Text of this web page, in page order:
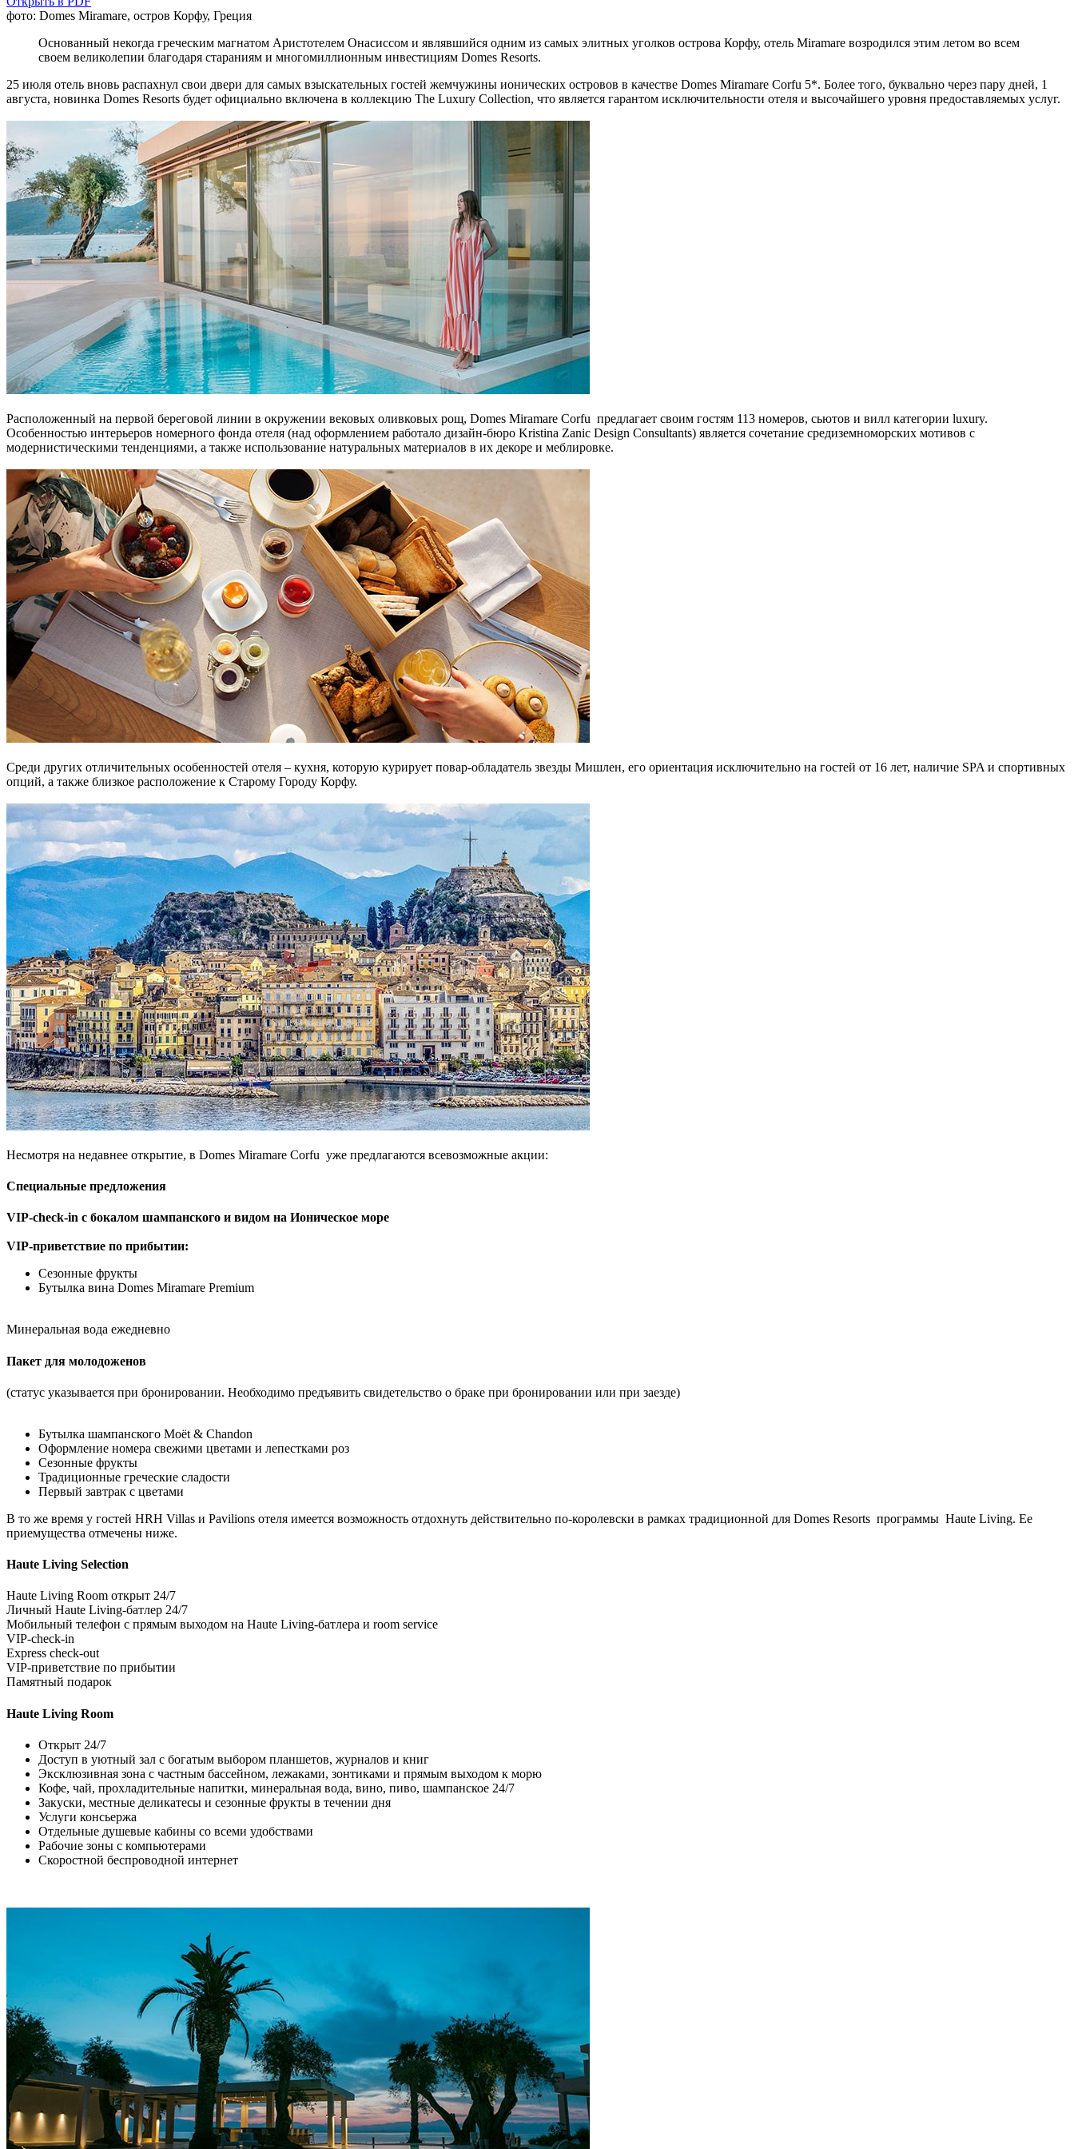
фото: Domes Miramare, остров Корфу, Греция
Основанный некогда греческим магнатом Аристотелем Онасиссом и являвшийся одним из самых элитных уголков острова Корфу, отель Miramare возродился этим летом во всем
своем великолепии благодаря стараниям и многомиллионным инвестициям Domes Resorts.
25 июля отель вновь распахнул свои двери для самых взыскательных гостей жемчужины ионических островов в качестве Domes Miramare Corfu 5*. Более того, буквально через пару дней, 1
августа, новинка Domes Resorts будет официально включена в коллекцию The Luxury Collection, что является гарантом исключительности отеля и высочайшего уровня предоставляемых услуг.
Расположенный на первой береговой линии в окружении вековых оливковых рощ, Domes Miramare Corfu предлагает своим гостям 113 номеров, сьютов и вилл категории luxury.
Особенностью интерьеров номерного фонда отеля (над оформлением работало дизайн-бюро Kristina Zanic Design Consultants) является сочетание средиземноморских мотивов с
модернистическими тенденциями, а также использование натуральных материалов в их декоре и меблировке.
Среди других отличительных особенностей отеля – кухня, которую курирует повар-обладатель звезды Мишлен, его ориентация исключительно на гостей от 16 лет, наличие SPA и спортивных
опций, а также близкое расположение к Старому Городу Корфу.
Несмотря на недавнее открытие, в Domes Miramare Corfu уже предлагаются всевозможные акции:
Специальные предложения
VIP-check-in с бокалом шампанского и видом на Ионическое море
VIP-приветствие по прибытии:
Сезонные фрукты
Бутылка вина Domes Miramare Premium
Минеральная вода ежедневно
Пакет для молодоженов
(статус указывается при бронировании. Необходимо предъявить свидетельство о браке при бронировании или при заезде)
Бутылка шампанского Moët & Chandon
Оформление номера свежими цветами и лепестками роз
Сезонные фрукты
Традиционные греческие сладости
Первый завтрак с цветами
В то же время у гостей HRH Villas и Pavilions отеля имеется возможность отдохнуть действительно по-королевски в рамках традиционной для Domes Resorts программы Haute Living. Ее
приемущества отмечены ниже.
Haute Living Selection
Haute Living Room открыт 24/7
Личный Haute Living-батлер 24/7
Мобильный телефон с прямым выходом на Haute Living-батлера и room service
VIP-check-in
Express check-out
VIP-приветствие по прибытии
Памятный подарок
Haute Living Room
Открыт 24/7
Доступ в уютный зал с богатым выбором планшетов, журналов и книг
Эксклюзивная зона с частным бассейном, лежаками, зонтиками и прямым выходом к морю
Кофе, чай, прохладительные напитки, минеральная вода, вино, пиво, шампанское 24/7
Закуски, местные деликатесы и сезонные фрукты в течении дня
Услуги консьержа
Отдельные душевые кабины со всеми удобствами
Рабочие зоны с компьютерами
Скоростной беспроводной интернет